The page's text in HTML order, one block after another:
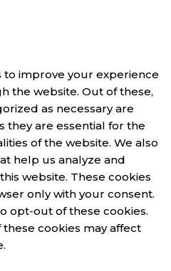
to improve your experience
the website. Out of these,
as necessary are
they are essential for the
of the website. We also
help us analyze and
website. These cookies
only with your consent.
opt-out of these cookies.
cookies may affect